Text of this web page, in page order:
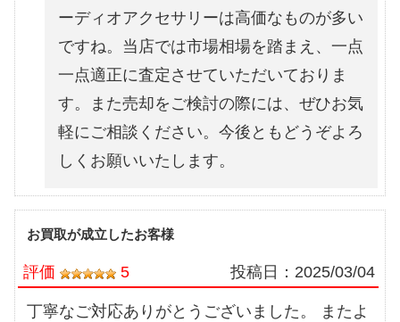
ーディオアクセサリーは高価なものが多い
ですね。当店では市場相場を踏まえ、一点
一点適正に査定させていただいておりま
す。また売却をご検討の際には、ぜひお気
軽にご相談ください。今後ともどうぞよろ
しくお願いいたします。
お買取が成立したお客様
評価 5 投稿日： 2025/03/04
丁寧なご対応ありがとうございました。 またよ